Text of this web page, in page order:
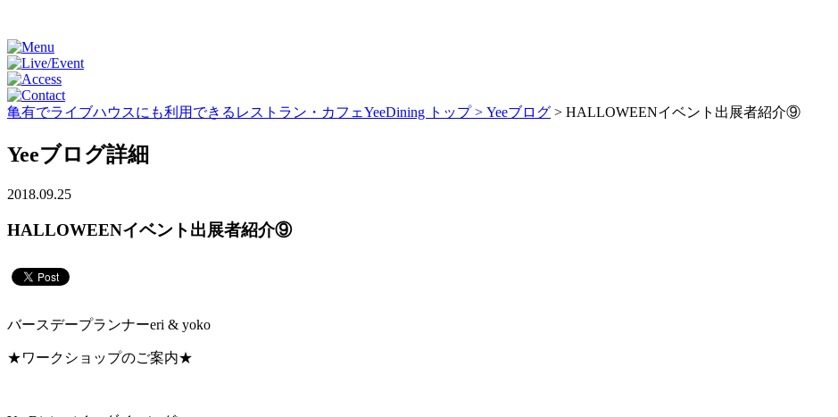
亀有でライブハウスにも利用できるレストラン・カフェYeeDining トップ > Yeeブログ > HALLOWEENイベント出展者紹介⑨
Yeeブログ詳細
2018.09.25
HALLOWEENイベント出展者紹介⑨
バースデープランナーeri & yoko
★ワークショップのご案内★